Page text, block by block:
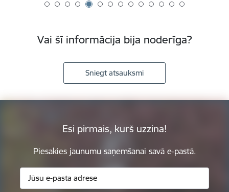
Vai šī informācija bija noderīga?
Sniegt atsauksmi
Esi pirmais, kurš uzzina!
Piesakies jaunumu saņemšanai savā e-pastā.